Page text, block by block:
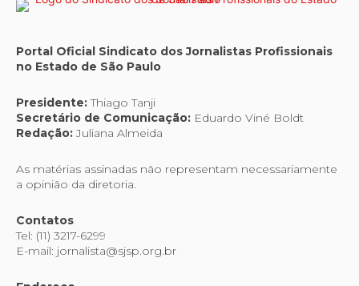
Portal Oficial Sindicato dos Jornalistas Profissionais
no Estado de São Paulo
Presidente:Thiago Tanji
Secretário de Comunicação: Eduardo Viné Boldt
Redação:Juliana Almeida
As matérias assinadas não representam necessariamente
a opinião da diretoria.
Contatos
Tel: (11) 3217-6299
E-mail: jornalista@sjsp.org.br